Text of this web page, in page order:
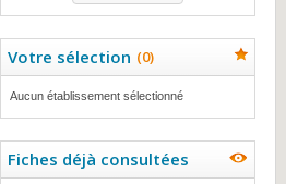
Votre sélection (0)
Aucun établissement sélectionné
Fiches déjà consultées